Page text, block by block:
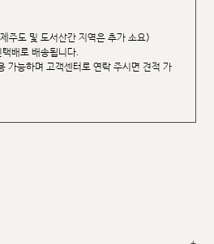
주도 및 도서산간 지역은 추가 소요)
배로 배송됩니다.
가능하며 고객센터로 연락 주시면 견적 가